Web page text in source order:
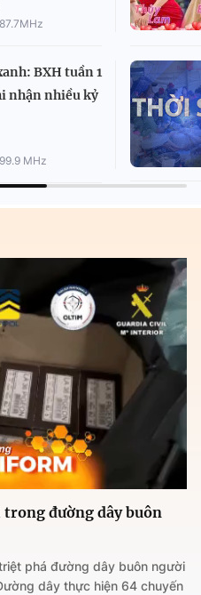
BXH tuần 1
nhận nhiều kỷ
MHz
trong đường dây buôn
phá đường dây buôn người
dây thực hiện 64 chuyến